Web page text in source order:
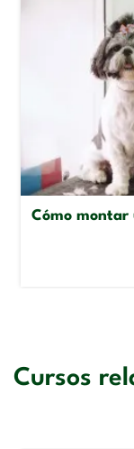
Cómo montar
Cursos